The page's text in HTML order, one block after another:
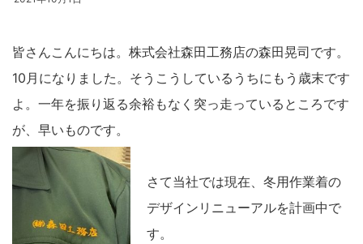
皆さんこんにちは。株式会社森田工務店の森田晃司です。
10月になりました。そうこうしているうちにもう歳末です
よ。一年を振り返る余裕もなく突っ走っているところです
が、早いものです。
さて当社では現在、冬用作業着の
デザインリニューアルを計画中で
す。